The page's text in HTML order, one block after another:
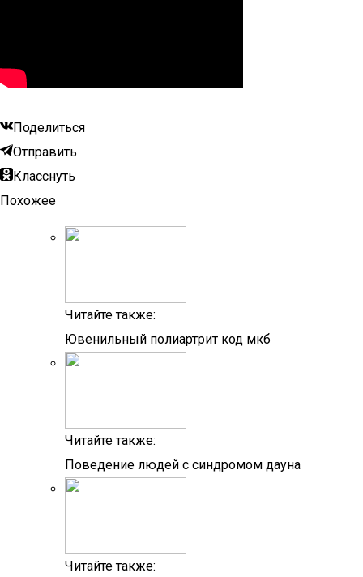
Поделиться
Отправить
Класснуть
Похожее
Читайте также:
Ювенильный полиартрит код мкб
Читайте также:
Поведение людей с синдромом дауна
Читайте также: